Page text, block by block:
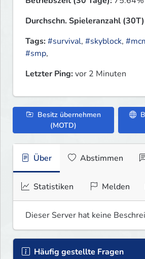
Durchschn. Spieleranzahl
Tags:#survival, #skyblock,
#smp,
Letzter Ping:vor 2 Minuten
Besitz übernehmen
(MOTD)
Über Abstimmen
Statistiken Melden
Dieser Server hat keine
Häufig gestellte Fragen